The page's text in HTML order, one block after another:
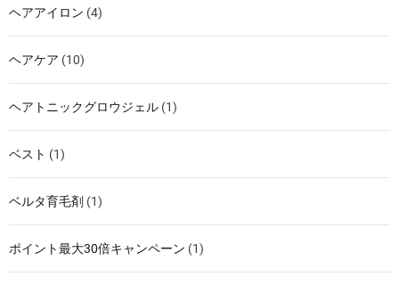
ヘアアイロン (4)
ヘアケア (10)
ヘアトニックグロウジェル (1)
ベスト (1)
ベルタ育毛剤 (1)
ポイント最大30倍キャンペーン (1)